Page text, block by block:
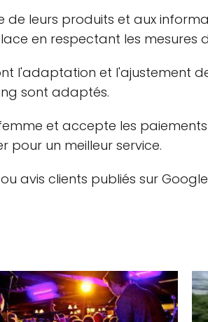
leurs produits et aux
en respectant les mesures
l'adaptation et l'ajustement
sont adaptés.
et accepte les
un meilleur service.
avis clients publiés sur